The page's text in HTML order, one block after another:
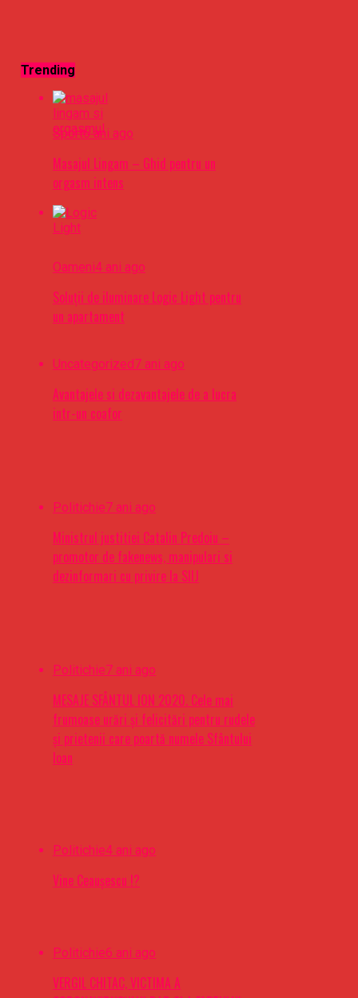
Trending
Sport6 ani ago
Masajul Lingam – Ghid pentru un
orgasm intens
Oameni4 ani ago
Soluții de iluminare Logic Light pentru
un apartament
Uncategorized7 ani ago
Avantajele si dezavantajele de a lucra
intr-un coafor
Politichie7 ani ago
Ministrul justitiei Catalin Predoiu –
promotor de fakenews, manipulari si
dezinformari cu privire la SIIJ
Politichie7 ani ago
MESAJE SFÂNTUL ION 2020. Cele mai
frumoase urări şi felicitări pentru rudele
şi prietenii care poartă numele Sfântului
Ioan
Politichie4 ani ago
Vine Ceaușescu !?
Politichie6 ani ago
VERGIL CHITAC, VICTIMA A